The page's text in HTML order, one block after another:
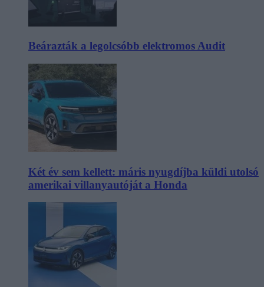
Beárazták a legolcsóbb elektromos Audit
Két év sem kellett: máris nyugdíjba küldi utolsó
amerikai villanyautóját a Honda